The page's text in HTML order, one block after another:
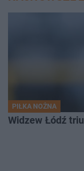
PIŁKA NOŻNA
Widzew Łódź